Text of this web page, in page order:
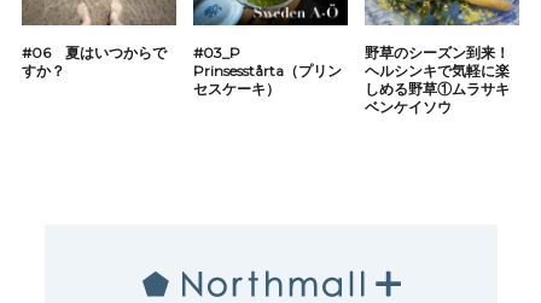
#06 夏はいつからで
すか？
#03_P
Prinsesstårta（プリン
セスケーキ）
野草のシーズン到来！
ヘルシンキで気軽に楽
しめる野草①ムラサキ
ベンケイソウ